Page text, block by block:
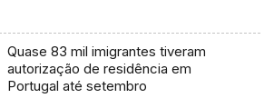
Quase 83 mil imigrantes tiveram
autorização de residência em
Portugal até setembro